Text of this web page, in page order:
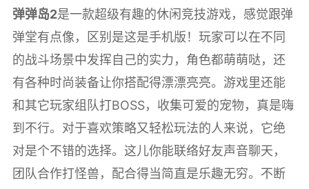
弹弹岛2是一款超级有趣的休闲竞技游戏，感觉跟弹
弹堂有点像，区别是这是手机版！玩家可以在不同
的战斗场景中发挥自己的实力，角色都萌萌哒，还
有各种时尚装备让你搭配得漂漂亮亮。游戏里还能
和其它玩家组队打BOSS，收集可爱的宠物，真是嗨
到不行。对于喜欢策略又轻松玩法的人来说，它绝
对是个不错的选择。这儿你能联络好友声音聊天，
团队合作打怪兽，配合得当简直是乐趣无穷。不断